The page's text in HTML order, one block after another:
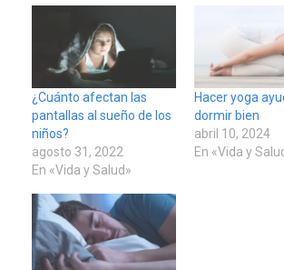
¿Cuánto afectan las
pantallas al sueño de los
niños?
agosto 31, 2022
En «Vida y Salud»
Hacer yoga
dormir bien
abril 10, 2024
En «Vida y